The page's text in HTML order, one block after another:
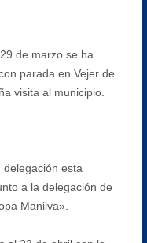
de marzo se ha
parada en Vejer de
visita al municipio.
esta
a la delegación de
Manilva».